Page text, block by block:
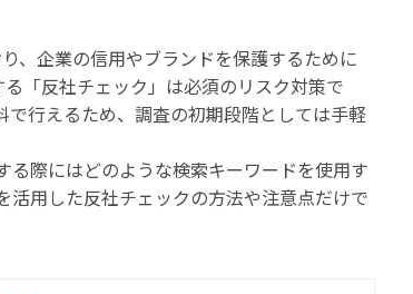
、企業の信用やブランドを保護するために
「反社チェック」は必須のリスク対策で
行えるため、調査の初期段階としては手軽
際にはどのような検索キーワードを使用す
用した反社チェックの方法や注意点だけで